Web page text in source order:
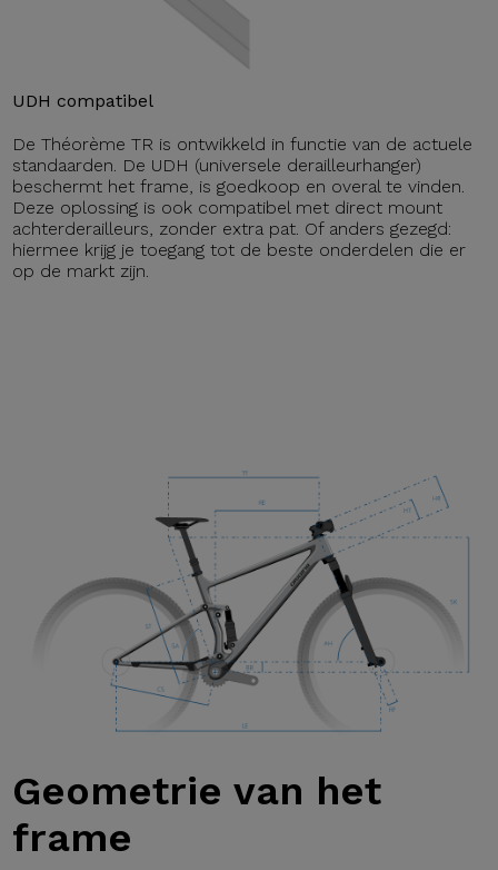
UDH compatibel
De Théorème TR is ontwikkeld in functie van de actuele
standaarden. De UDH (universele derailleurhanger)
beschermt het frame, is goedkoop en overal te vinden.
Deze oplossing is ook compatibel met direct mount
achterderailleurs, zonder extra pat. Of anders gezegd:
hiermee krijg je toegang tot de beste onderdelen die er
op de markt zijn.
Geometrie van het
frame